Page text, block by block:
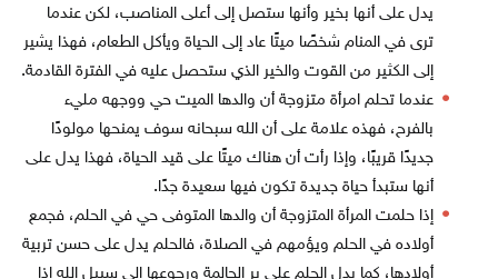
يدل على أنها بخير وأنها ستصل إلى أعلى المناصب، لكن عندما
ترى في المنام شخصًا ميتًا عاد إلى الحياة ويأكل الطعام، فهذا يشير
إلى الكثير من القوت والخير الذي ستحصل عليه في الفترة القادمة.
عندما تحلم امرأة متزوجة أن والدها الميت حي ووجهه مليء
بالفرح، فهذه علامة على أن الله سبحانه سوف يمنحها مولودًا
جديدًا قريبًا، وإذا رأت أن هناك ميتًا على قيد الحياة، فهذا يدل على
أنها ستبدأ حياة جديدة تكون فيها سعيدة جدًا.
إذا حلمت المرأة المتزوجة أن والدها المتوفى حي في الحلم، فجمع
أولاده في الحلم ويؤمهم في الصلاة، فالحلم يدل على حسن تربية
أولادها، كما يدل الحلم على بر الحالمة ورجوعها إلى سبيل الله إذا